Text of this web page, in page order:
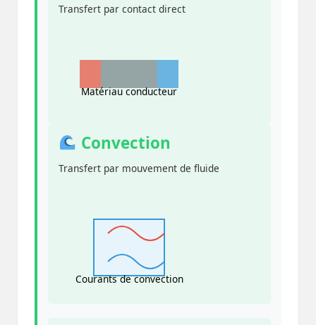
Transfert par contact direct
Matériau conducteur
Convection
Transfert par mouvement de fluide
Courants de convection